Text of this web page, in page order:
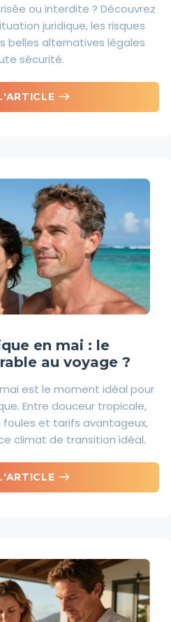
ou interdite ? Découvrez
juridique, les risques
belles alternatives légales
sécurité.
east
en mai : le
au voyage ?
est le moment idéal pour
Entre douceur tropicale,
foules et tarifs avantageux,
climat de transition idéal.
east